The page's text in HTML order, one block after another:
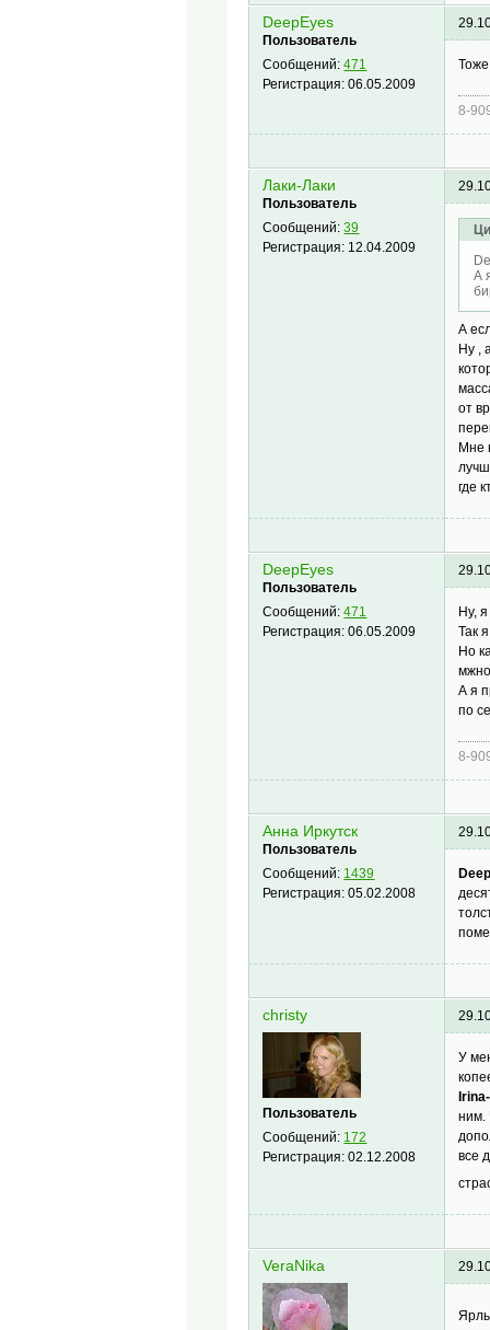
DeepEyes
Пользователь
Сообщений:471
Регистрация:06.05.2009
8-
Лаки-Лаки
Пользователь
Сообщений:39
Регистрация: 12.04.2009
А
А
Ну ,
от
Мне
где
DeepEyes
Пользователь
Сообщений:471
Регистрация:06.05.2009
Ну,
Так
Но
А я
по
8-
Анна Иркутск
Пользователь
Сообщений: 1439
Регистрация:05.02.2008
christy
Пользователь
Сообщений: 172
Регистрация:02.12.2008
У
ним.
все
VeraNika